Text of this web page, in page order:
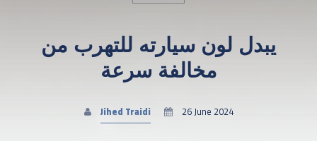
Search in the website:
يبدل لون سيارته للتهرب من
مخالفة سرعة
Jihed Traidi 26 June 2024